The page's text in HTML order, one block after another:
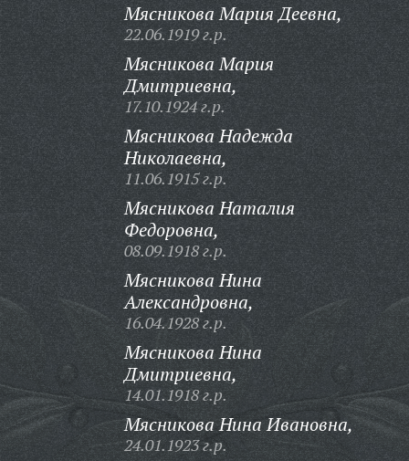
Мясникова Мария Деевна,
22.06.1919 г.р.
Мясникова Мария
Дмитриевна,
17.10.1924 г.р.
Мясникова Надежда
Николаевна,
11.06.1915 г.р.
Мясникова Наталия
Федоровна,
08.09.1918 г.р.
Мясникова Нина
Александровна,
16.04.1928 г.р.
Мясникова Нина
Дмитриевна,
14.01.1918 г.р.
Мясникова Нина Ивановна,
24.01.1923 г.р.